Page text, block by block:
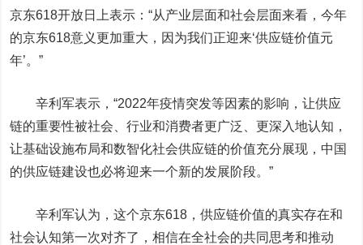
京东618开放日上表示：“从产业层面和社会层面来看，今年
的京东618意义更加重大，因为我们正迎来‘供应链价值元
年’。”
辛利军表示，“2022年疫情突发等因素的影响，让供应
链的重要性被社会、行业和消费者更广泛、更深入地认知，
让基础设施布局和数智化社会供应链的价值充分展现，中国
的供应链建设也必将迎来一个新的发展阶段。”
辛利军认为，这个京东618，供应链价值的真实存在和
社会认知第一次对齐了，相信在全社会的共同思考和推动